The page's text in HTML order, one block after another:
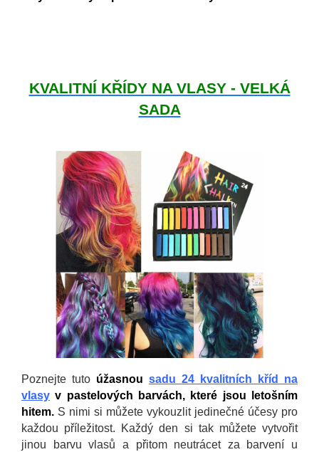
KVALITNÍ KŘÍDY NA VLASY - VELKÁ
SADA
Poznejte tuto úžasnou sadu 24 kvalitních kříd na
vlasy v pastelových barvách, které jsou letošním
hitem. S nimi si můžete vykouzlit jedinečné účesy pro
každou příležitost. Každý den si tak můžete vytvořit
jinou barvu vlasů a přitom neutrácet za barvení u